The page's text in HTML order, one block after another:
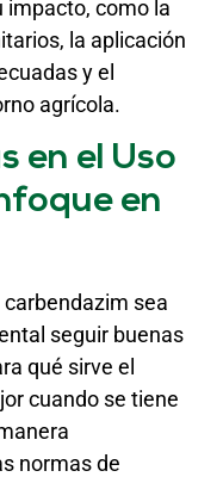
como la
la aplicación
y el
agrícola.
en el Uso
en
sea
seguir buenas
qué sirve el
cuando se tiene
normas de